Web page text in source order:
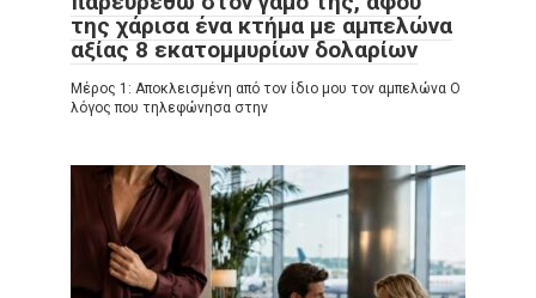
της χάρισα ένα κτήμα με αμπελώνα
αξίας 8 εκατομμυρίων δολαρίων
Μέρος 1: Αποκλεισμένη από τον ίδιο μου τον αμπελώνα Ο
λόγος που τηλεφώνησα στην